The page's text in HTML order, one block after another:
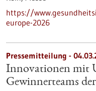
https://
europe-2026
Pressemitteilung -
Innovationen mit
Gewinnerteams